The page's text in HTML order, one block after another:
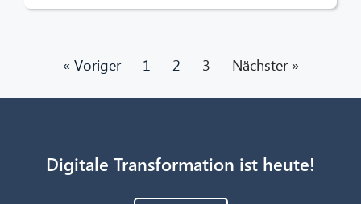
« Voriger 1 2 3 Nächster »
Digitale Transformation ist heute!